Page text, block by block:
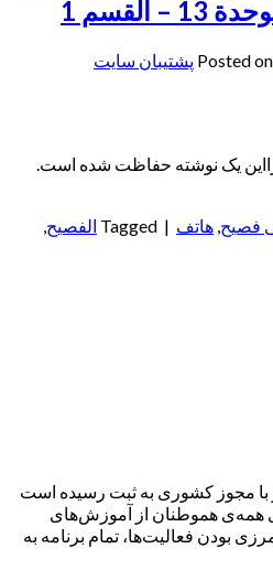
القسم 1
Posted on پشتیبان سایت
یک نوشته حفاظت شده است.
فصیح, هاتف |
Tagged الفصيح,
مجوز کشوری به ثبت رسیده است
همه‌ی هموطنان از آموزش‌های
بودن فعالیت‌ها، تمام برنامه به